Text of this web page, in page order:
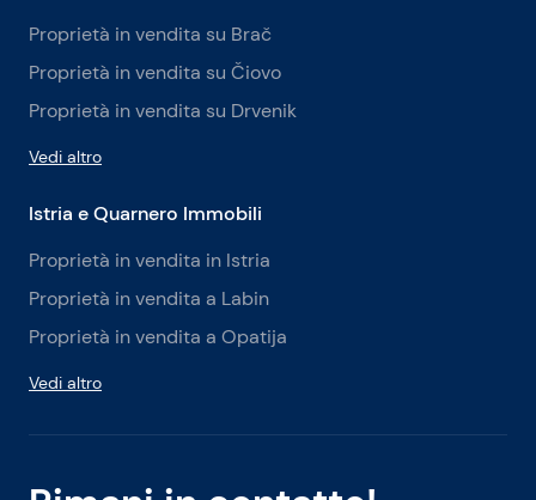
Proprietà in vendita su Brač
Proprietà in vendita su Čiovo
Proprietà in vendita su Drvenik
Vedi altro
Istria e Quarnero Immobili
Proprietà in vendita in Istria
Proprietà in vendita a Labin
Proprietà in vendita a Opatija
Vedi altro